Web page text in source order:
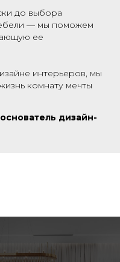
до выбора
— мы поможем
ее
интерьеров, мы
комнату мечты
дизайн-